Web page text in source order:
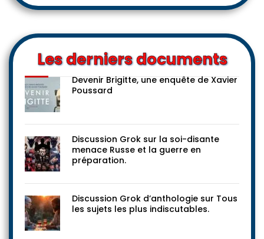
Les derniers documents
Devenir Brigitte, une enquête de Xavier
Poussard
Discussion Grok sur la soi-disante
menace Russe et la guerre en
préparation.
Discussion Grok d’anthologie sur Tous
les sujets les plus indiscutables.